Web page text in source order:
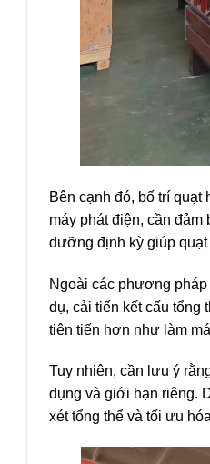
Bên cạnh đó, bố trí quạt
máy phát điện, cần
dưỡng định kỳ giúp quạt
Ngoài các phương
dụ, cải tiến kết cấu tổng
tiên tiến hơn như làm
Tuy nhiên, cần lưu ý
dụng và giới hạn riêng.
xét tổng thể và tối ưu